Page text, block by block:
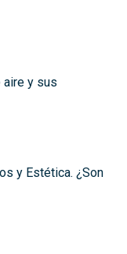
y sus
y Estética. ¿Son